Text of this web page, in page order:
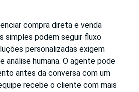
compra direta e venda
simples podem seguir fluxo
personalizadas exigem
análise humana. O agente pode
antes da conversa com um
recebe o cliente com mais